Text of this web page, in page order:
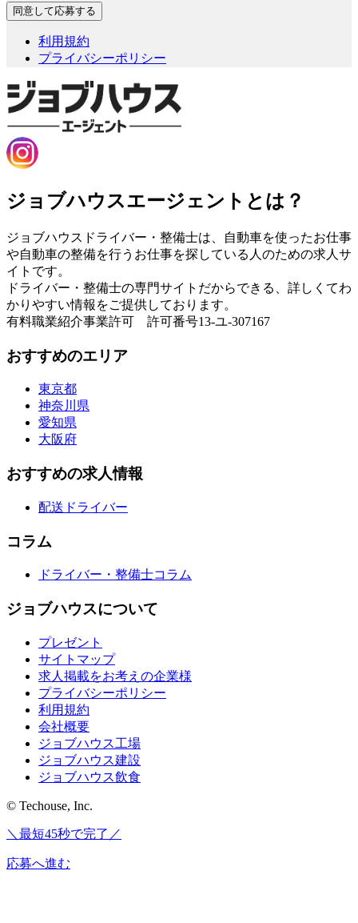
利用規約
プライバシーポリシー
ジョブハウスエージェントとは？
ジョブハウスドライバー・整備士は、自動車を使ったお仕事
や自動車の整備を行うお仕事を探している人のための求人サ
イトです。
ドライバー・整備士の専門サイトだからできる、詳しくてわ
かりやすい情報をご提供しております。
有料職業紹介事業許可 許可番号13-ユ-307167
おすすめのエリア
東京都
神奈川県
愛知県
大阪府
おすすめの求人情報
配送ドライバー
コラム
ドライバー・整備士コラム
ジョブハウスについて
プレゼント
サイトマップ
求人掲載をお考えの企業様
プライバシーポリシー
利用規約
会社概要
ジョブハウス工場
ジョブハウス建設
ジョブハウス飲食
© Techouse, Inc.
＼最短45秒で完了／
応募へ進む